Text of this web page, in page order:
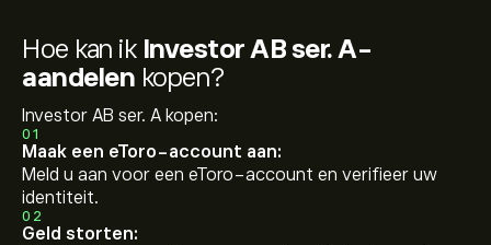
Hoe kan ik Investor AB ser. A-
aandelen kopen?
Investor AB ser. A kopen:
01
Maak een eToro-account aan:
Meld u aan voor een eToro-account en verifieer uw
identiteit.
02
Geld storten: